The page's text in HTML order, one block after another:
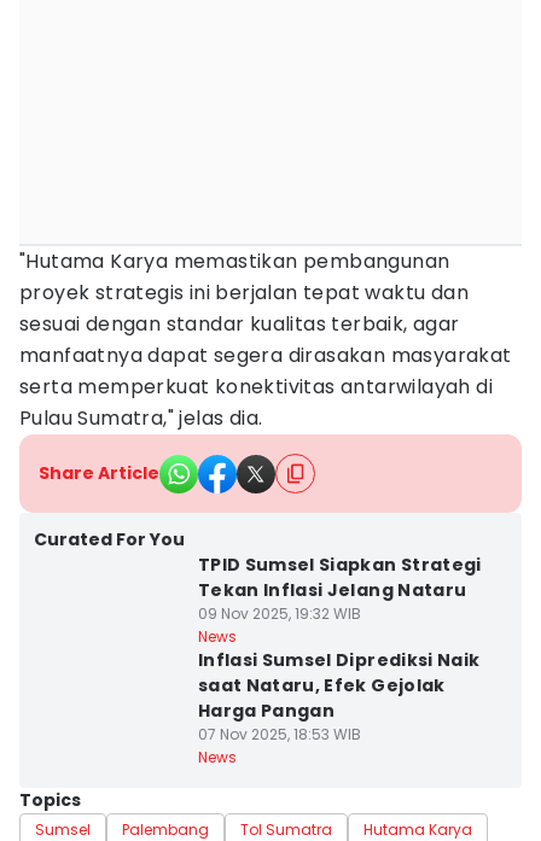
"Hutama Karya memastikan pembangunan
proyek strategis ini berjalan tepat waktu dan
sesuai dengan standar kualitas terbaik, agar
manfaatnya dapat segera dirasakan masyarakat
serta memperkuat konektivitas antarwilayah di
Pulau Sumatra," jelas dia.
Share Article
Curated For You
TPID Sumsel Siapkan Strategi
Tekan Inflasi Jelang Nataru
09 Nov 2025, 19:32 WIB
News
Inflasi Sumsel Diprediksi Naik
saat Nataru, Efek Gejolak
Harga Pangan
07 Nov 2025, 18:53 WIB
News
Topics
Sumsel Palembang Tol Sumatra Hutama Karya